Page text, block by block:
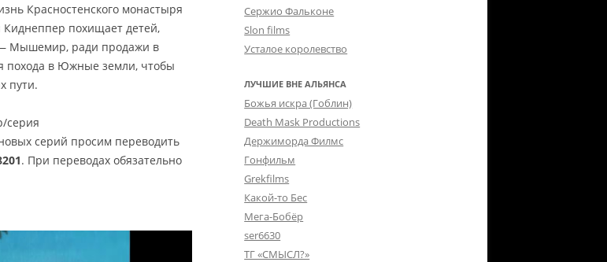
Красностенского монастыря
похищает детей,
Мышемир, ради продажи в
похода в Южные земли, чтобы
пути.
серия
серий просим переводить
. При переводах обязательно
Сержио Фальконе
Slon films
Усталое королевство
ЛУЧШИЕ ВНЕ АЛЬЯНСА
Божья искра (Гоблин)
Death Mask Productions
Держиморда Филмс
Гонфильм
Grekfilms
Какой-то Бес
Мега-Бобёр
ser6630
ТГ «СМЫСЛ?»